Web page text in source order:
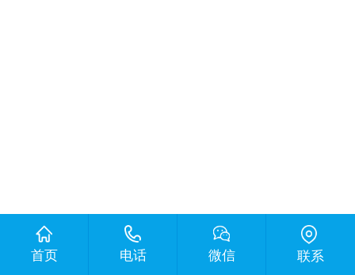
首页 电话 微信 联系